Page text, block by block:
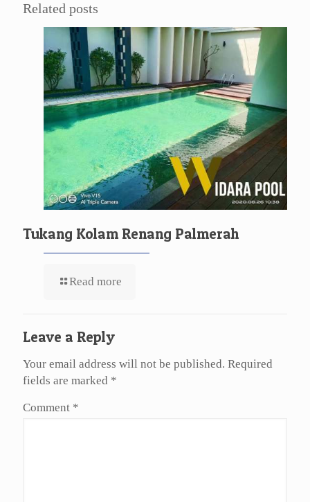
Related posts
Tukang Kolam Renang Palmerah
Read more
Leave a Reply
Your email address will not be published. Required
fields are marked *
Comment *